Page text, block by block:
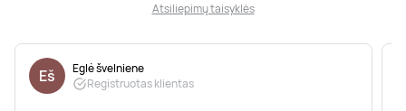
Atsiliepimų taisyklės
Eš
Eglė švelniene
Registruotas klientas